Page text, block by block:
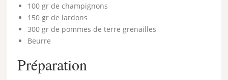
100 gr de champignons
150 gr de lardons
300 gr de pommes de terre grenailles
Beurre
Préparation